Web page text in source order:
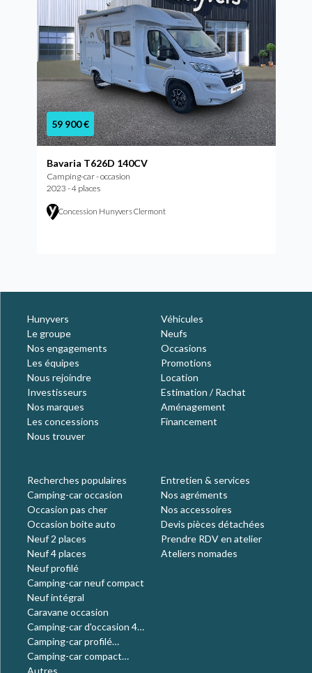
59 900 €
Bavaria T626D 140CV
Camping-car - occasion
2023 - 4 places
Concession Hunyvers Clermont
Hunyvers
Le groupe
Nos engagements
Les équipes
Nous rejoindre
Investisseurs
Nos marques
Les concessions
Nous trouver
Véhicules
Neufs
Occasions
Promotions
Location
Estimation / Rachat
Aménagement
Financement
Recherches populaires
Camping-car occasion
Occasion pas cher
Occasion boite auto
Neuf 2 places
Neuf 4 places
Neuf profilé
Camping-car neuf compact
Neuf intégral
Caravane occasion
Camping-car d'occasion 4
places
Camping-car profilé
occasion
Camping-car compact
occasion
Autres
Entretien & services
Nos agréments
Nos accessoires
Devis pièces détachées
Prendre RDV en atelier
Ateliers nomades